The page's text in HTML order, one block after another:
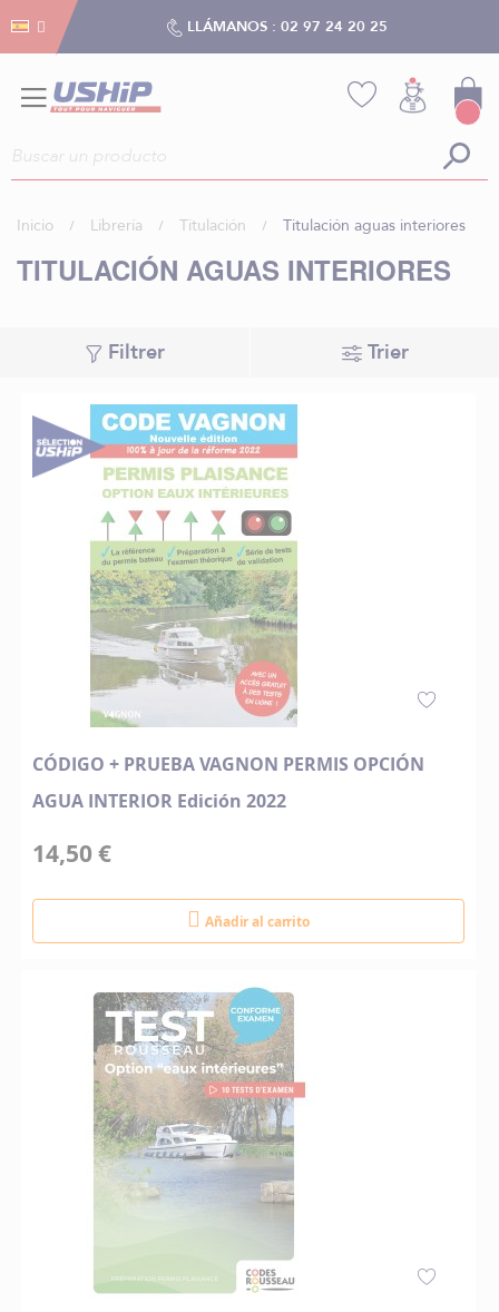
LLÁMANOS : 02 97 24 20 25
Inicio Librería Titulación Titulación aguas interiores
TITULACIÓN AGUAS INTERIORES
Filtrer Trier
CÓDIGO + PRUEBA VAGNON PERMIS OPCIÓN
AGUA INTERIOR Edición 2022
14,50 €
Añadir al carrito
Gestión de cookies
Gestión de cookies